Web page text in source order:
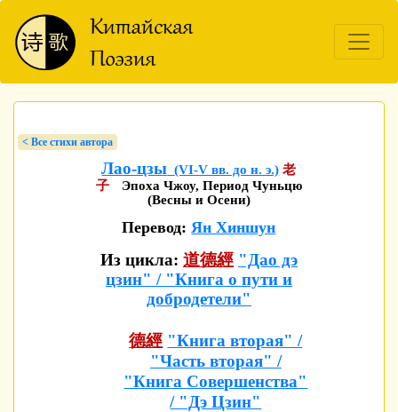
< Bсе стихи автора
Лао-цзы (VI-V вв. до н. э.) 老
子
Эпоха Чжоу, Период Чуньцю
(Весны и Осени)
Перевод:Ян Хиншун
Из цикла: 道德經 "Дао дэ
цзин" / "Книга о пути и
добродетели"
德經 "Книга вторая" /
"Часть вторая" /
"Книга Совершенства"
/ "Дэ Цзин"